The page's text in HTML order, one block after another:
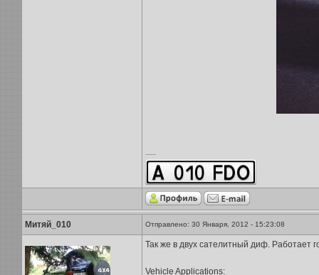
-----
Митяй_010 Отправлено: 30 Января, 2012 - 15:23:08
Так же в двух сателитный диф. Работает
Vehicle Applications: